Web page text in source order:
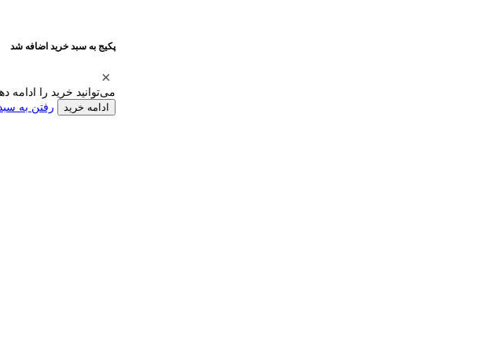
پکیج به سبد خرید اضافه شد
می‌توانید خرید را ادامه
ادامه خرید رفتن به